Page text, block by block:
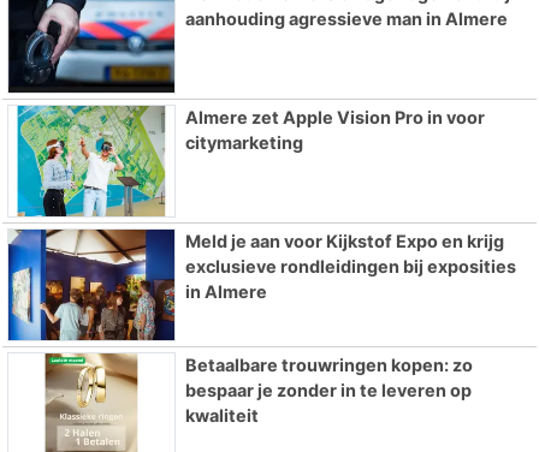
aanhouding agressieve man in Almere
Almere zet Apple Vision Pro in voor
citymarketing
Meld je aan voor Kijkstof Expo en krijg
exclusieve rondleidingen bij exposities
in Almere
Betaalbare trouwringen kopen: zo
bespaar je zonder in te leveren op
kwaliteit